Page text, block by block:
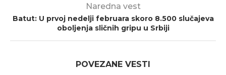
Naredna vest
Batut: U prvoj nedelji februara skoro 8.500 slučajeva
oboljenja sličnih gripu u Srbiji
POVEZANE VESTI